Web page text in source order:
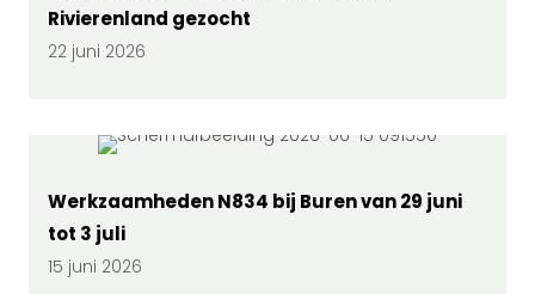
Rivierenland gezocht
22 juni 2026
Werkzaamheden N834 bij Buren van 29 juni
tot 3 juli
15 juni 2026